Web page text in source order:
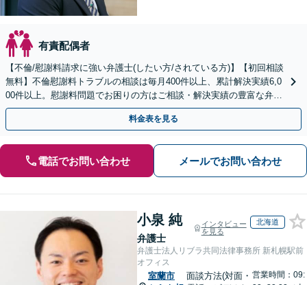
有責配偶者
【不倫/慰謝料請求に強い弁護士(したい方/されている方)】【初回相談
無料】不倫慰謝料トラブルの相談は毎月400件以上、累計解決実績6,0
00件以上。慰謝料問題でお困りの方はご相談・解決実績の豊富な弁護
士による無料相談をご利用ください。
料金表を見る
電話でお問い合わせ メールでお問い合わせ
小泉 純
弁護士
インタビュー
を見る
北海道
弁護士法人リブラ共同法律事務所 新札幌駅前
オフィス
室蘭市
面談方法(対面・ 営業時間：09: